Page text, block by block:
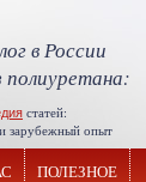
в России
полиуретана:
статей:
опыт
ПОЛЕЗНОЕ